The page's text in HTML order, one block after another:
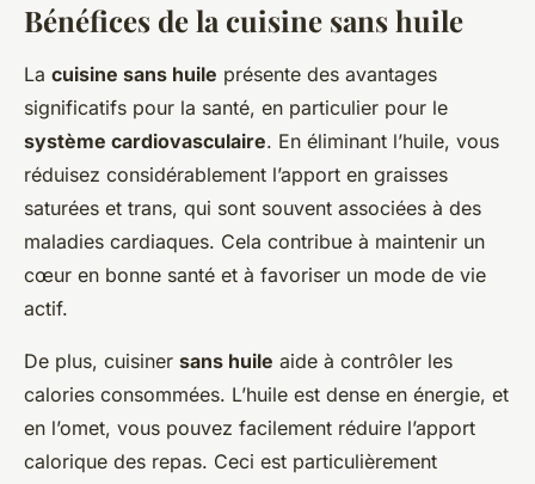
Bénéfices de la cuisine sans huile
La cuisine sans huile présente des avantages
significatifs pour la santé, en particulier pour le
système cardiovasculaire. En éliminant l’huile, vous
réduisez considérablement l’apport en graisses
saturées et trans, qui sont souvent associées à des
maladies cardiaques. Cela contribue à maintenir un
cœur en bonne santé et à favoriser un mode de vie
actif.
De plus, cuisiner sans huile aide à contrôler les
calories consommées. L’huile est dense en énergie, et
en l’omet, vous pouvez facilement réduire l’apport
calorique des repas. Ceci est particulièrement